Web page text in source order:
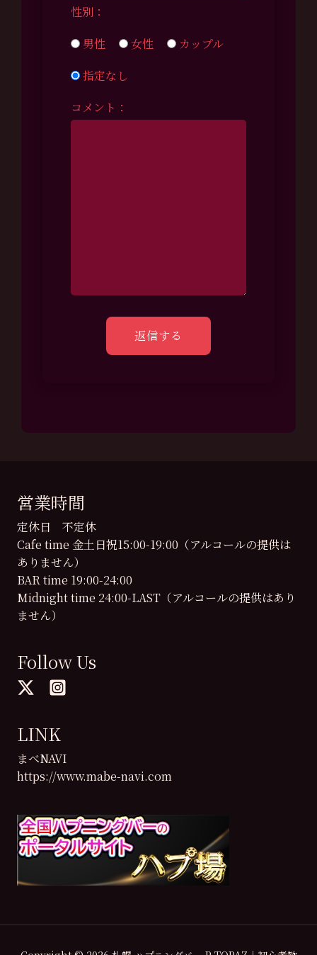
性別：
男性
女性
カップル
指定なし
コメント：
営業時間
定休日 不定休
Cafe time 金土日祝15:00-19:00（アルコールの提供は
ありません）
BAR time 19:00-24:00
Midnight time 24:00-LAST（アルコールの提供はあり
ません）
Follow Us
LINK
まべNAVI
https://www.mabe-navi.com